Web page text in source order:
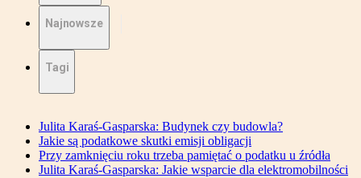
Najnowsze
Tagi
Julita Karaś-Gasparska: Budynek czy budowla?
Jakie są podatkowe skutki emisji obligacji
Przy zamknięciu roku trzeba pamiętać o podatku u źródła
Julita Karaś-Gasparska: Jakie wsparcie dla elektromobilności